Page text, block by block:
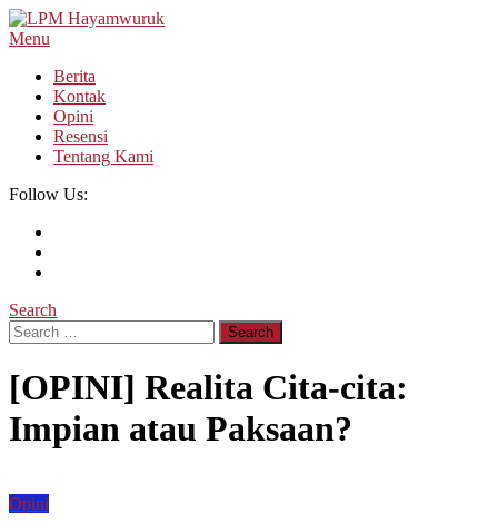
Skip
To
Menu
Berita
Kontak
Opini
Resensi
Tentang Kami
Follow Us:
Search
Search
for:
[OPINI] Realita Cita-cita:
Impian atau Paksaan?
Opini